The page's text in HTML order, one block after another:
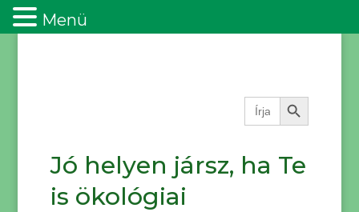
Search
for:
Search Button
Jó helyen jársz, ha Te
is ökológiai
Menü